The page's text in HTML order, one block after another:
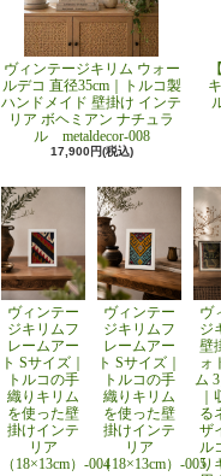
ヴィンテージキリム ウォー
ルデコ 直径35cm｜トルコ製
ハンドメイド 壁掛け インテ
リア ボヘミアン ナチュラ
ル metaldecor-008
17,900円(税込)
ヴィンテー
ジキリムフ
レームアー
ト Sサイズ｜
トルコの手
織りキリム
を使った壁
掛けインテ
リア
（18×13cm）-004
ヴィンテー
ジキリムフ
レームアー
ト Sサイズ｜
トルコの手
織りキリム
を使った壁
掛けインテ
リア
（18×13cm）-005
ヴ
ジ
壁
ォ
ム
る
ザ
ル
り